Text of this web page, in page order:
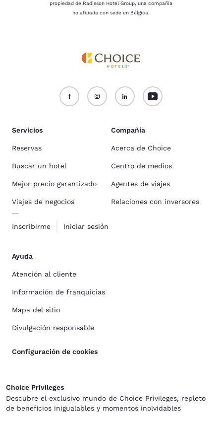
propiedad de Radisson Hotel Group, una compañía
no afiliada con sede en Bélgica.
Servicios
Reservas
Buscar un hotel
Mejor precio garantizado
Viajes de negocios
Inscribirme Iniciar sesión
Compañía
Acerca de Choice
Centro de medios
Agentes de viajes
Relaciones con inversores
Ayuda
Atención al cliente
Información de franquicias
Mapa del sitio
Divulgación responsable
Configuración de cookies
Choice Privileges
Descubre el exclusivo mundo de Choice Privileges, repleto
de beneficios inigualables y momentos inolvidables